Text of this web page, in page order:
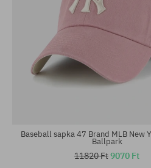
Baseball sapka 47 Brand MLB New
Ballpark
11820 Ft9070 Ft